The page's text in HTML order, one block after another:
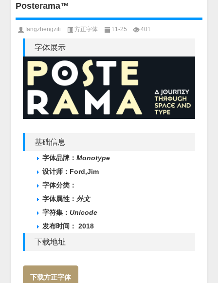
Posterama™
fangzhengziti 方正字体 11-25 401
字体展示
基础信息
字体品牌：Monotype
设计师：Ford,Jim
字体分类：
字体属性： 外文
字符集：Unicode
发布时间： 2018
下载地址
下载方正字体